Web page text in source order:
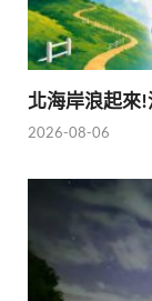
北海岸浪起來
2026-08-06